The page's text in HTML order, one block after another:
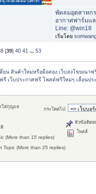
พัดลมอุตสาหก
อากาศฟาร์มแ
Line: @win18
เริ่มโดย
[39]40 41 ...53
ยน สินค้าใหม่หรือมือสอง เว็บลงโฆษณา
รี เว็บประกาศฟรี โพสต์ฟรีใหม่ๆ เลื่อนปร
กระโดดไป:
(More than 15 replies)
Topic (More than 25 replies)
ใส่กุญแจ
หัวข้อติดห
โพลล์